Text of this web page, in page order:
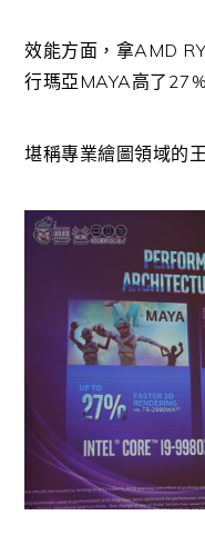
效能方面，拿AMD
行瑪亞MAYA高了
堪稱專業繪圖領域的